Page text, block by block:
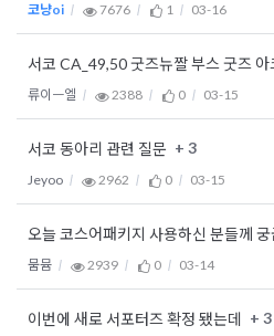
코냥oi 7676 1 03-16
서코 CA_49,50 굿즈뉴짤 부스 굿즈 아
류이ㅡ엘 2388 0 03-15
서코 동아리 관련 질문 + 3
Jeyoo 2962 0 03-15
오늘 코스어패키지 사용하신 분들께 궁
뭄뮴 2939 0 03-14
이번에 새로 서포터즈 확정 됐는데 + 3